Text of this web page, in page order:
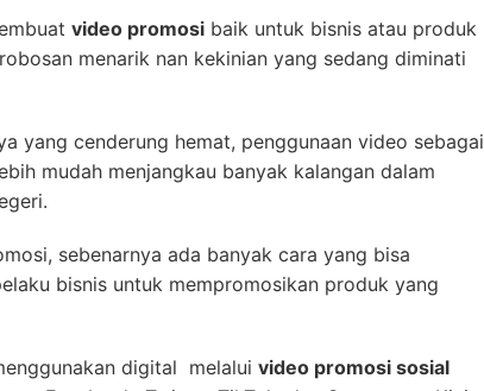
video promosi baik untuk bisnis atau produk
menarik nan kekinian yang sedang diminati
yang cenderung hemat, penggunaan video sebagai
mudah menjangkau banyak kalangan dalam
sebenarnya ada banyak cara yang bisa
bisnis untuk mempromosikan produk yang
digital melalui video promosi sosial